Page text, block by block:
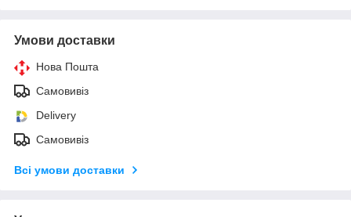
Умови доставки
Нова Пошта
Самовивіз
Delivery
Самовивіз
Всі умови доставки